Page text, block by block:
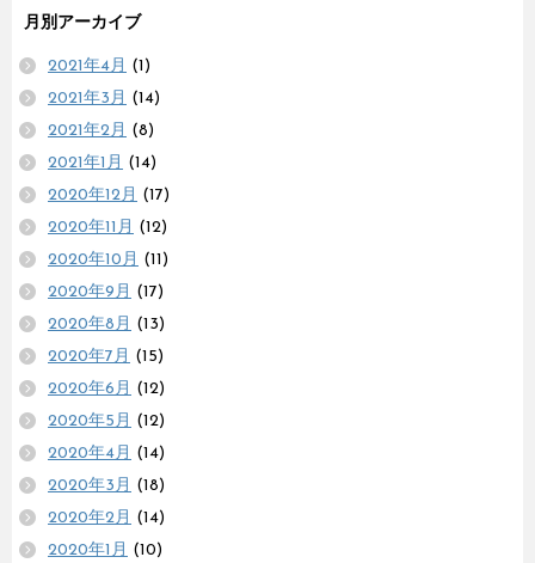
月別アーカイブ
2021年4月 (1)
2021年3月 (14)
2021年2月 (8)
2021年1月 (14)
2020年12月 (17)
2020年11月 (12)
2020年10月 (11)
2020年9月 (17)
2020年8月 (13)
2020年7月 (15)
2020年6月 (12)
2020年5月 (12)
2020年4月 (14)
2020年3月 (18)
2020年2月 (14)
2020年1月 (10)